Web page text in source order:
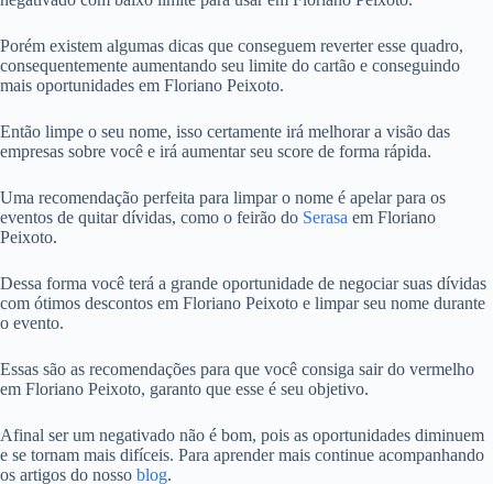
Porém existem algumas dicas que conseguem reverter esse quadro,
consequentemente aumentando seu limite do cartão e conseguindo
mais oportunidades em Floriano Peixoto.
Então limpe o seu nome, isso certamente irá melhorar a visão das
empresas sobre você e irá aumentar seu score de forma rápida.
Uma recomendação perfeita para limpar o nome é apelar para os
eventos de quitar dívidas, como o feirão do Serasa em Floriano
Peixoto.
Dessa forma você terá a grande oportunidade de negociar suas dívidas
com ótimos descontos em Floriano Peixoto e limpar seu nome durante
o evento.
Essas são as recomendações para que você consiga sair do vermelho
em Floriano Peixoto, garanto que esse é seu objetivo.
Afinal ser um negativado não é bom, pois as oportunidades diminuem
e se tornam mais difíceis. Para aprender mais continue acompanhando
os artigos do nosso blog.